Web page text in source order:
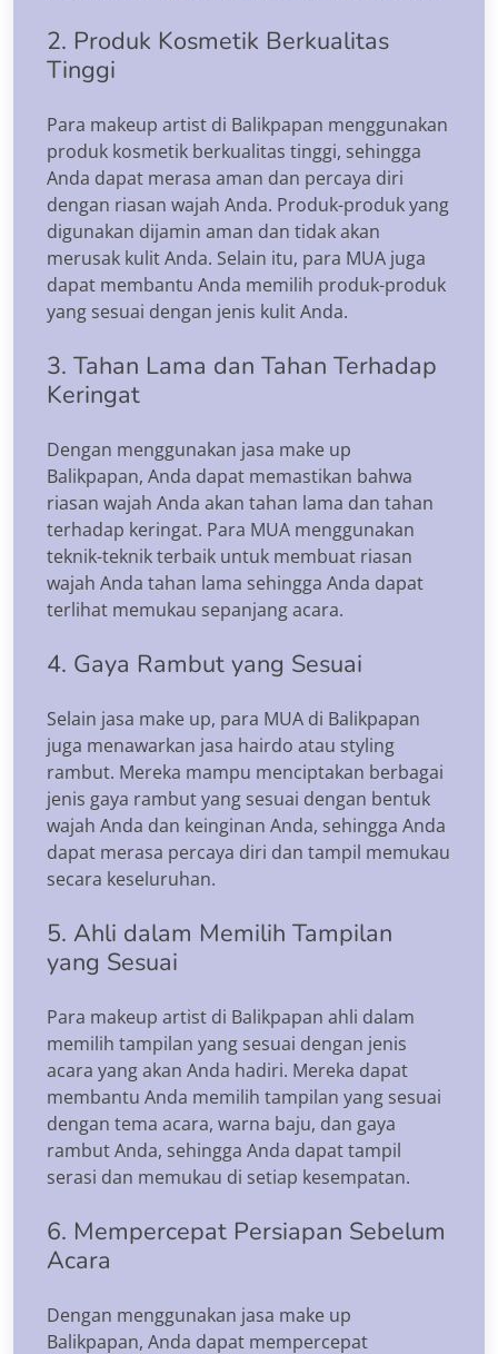
2. Produk Kosmetik Berkualitas
Tinggi
Para makeup artist di Balikpapan menggunakan
produk kosmetik berkualitas tinggi, sehingga
Anda dapat merasa aman dan percaya diri
dengan riasan wajah Anda. Produk-produk yang
digunakan dijamin aman dan tidak akan
merusak kulit Anda. Selain itu, para MUA juga
dapat membantu Anda memilih produk-produk
yang sesuai dengan jenis kulit Anda.
3. Tahan Lama dan Tahan Terhadap
Keringat
Dengan menggunakan jasa make up
Balikpapan, Anda dapat memastikan bahwa
riasan wajah Anda akan tahan lama dan tahan
terhadap keringat. Para MUA menggunakan
teknik-teknik terbaik untuk membuat riasan
wajah Anda tahan lama sehingga Anda dapat
terlihat memukau sepanjang acara.
4. Gaya Rambut yang Sesuai
Selain jasa make up, para MUA di Balikpapan
juga menawarkan jasa hairdo atau styling
rambut. Mereka mampu menciptakan berbagai
jenis gaya rambut yang sesuai dengan bentuk
wajah Anda dan keinginan Anda, sehingga Anda
dapat merasa percaya diri dan tampil memukau
secara keseluruhan.
5. Ahli dalam Memilih Tampilan
yang Sesuai
Para makeup artist di Balikpapan ahli dalam
memilih tampilan yang sesuai dengan jenis
acara yang akan Anda hadiri. Mereka dapat
membantu Anda memilih tampilan yang sesuai
dengan tema acara, warna baju, dan gaya
rambut Anda, sehingga Anda dapat tampil
serasi dan memukau di setiap kesempatan.
6. Mempercepat Persiapan Sebelum
Acara
Dengan menggunakan jasa make up
Balikpapan, Anda dapat mempercepat